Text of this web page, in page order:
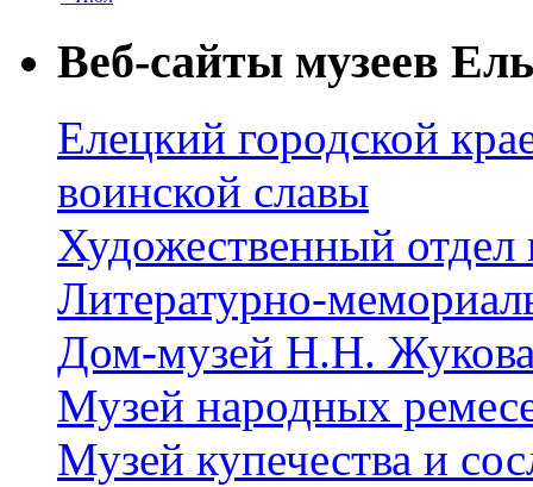
Веб-сайты музеев
Елецкий городской
воинской славы
Художественный отдел
Литературно-
Дом-музей Н.Н.
Музей народных
Музей купечества и